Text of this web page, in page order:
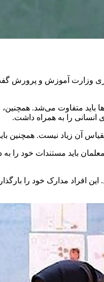
وزارت آموزش و پرورش
باید متفاوت می‌شد.
مقیاس آن زیاد نیست.
باید مستندات خود را
معلمان فاقد رتبه آغاز می‌شود.